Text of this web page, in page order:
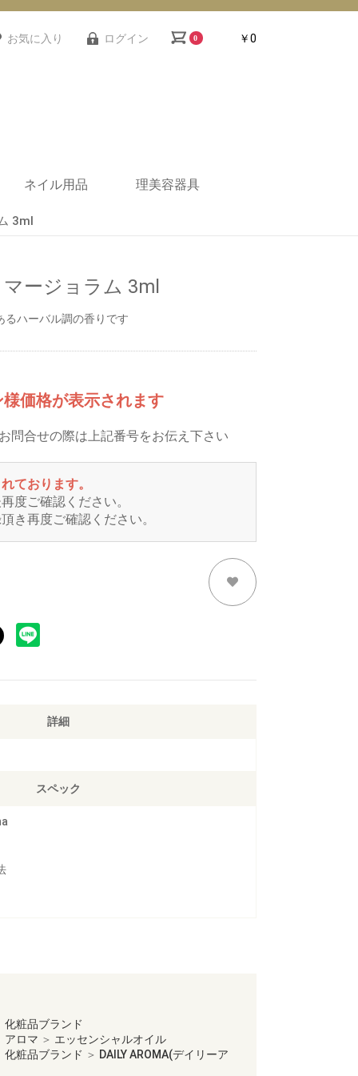
お気に入り ログイン 0 ￥0
器
スプ
ネイル用品
ネイルテーブル・デス
ネイル備品
ネイルスツール・ネイ
ネイルワゴン
ネイルユニフォーム
ネイルテーブル用シー
衛生機器
ネイル小物
理美容器具
3ml
ージョラム 3ml
るハーバル調の香りです
価格が表示されます
問合せの際は上記番号をお伝え下さい
ております。
度ご確認ください。
き再度ご確認ください。
詳細
スペック
化粧品ブランド
アロマ ＞ エッセンシャルオイル
化粧品ブランド ＞ DAILY AROMA(デイリーア